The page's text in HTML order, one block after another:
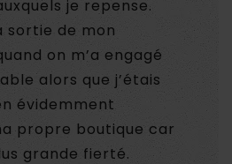
je repense.
sortie de mon
on m’a engagé
alors que j’étais
évidemment
propre boutique car
grande fierté.